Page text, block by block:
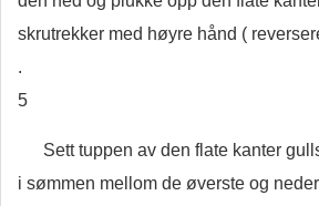
skrutrekker med høyre hånd (
.
5
Sett tuppen av den flate kanter
i sømmen mellom de øverste og